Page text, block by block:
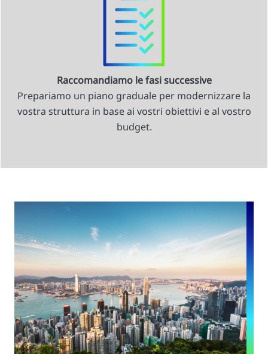
Raccomandiamo le fasi successive
Prepariamo un piano graduale per modernizzare la
vostra struttura in base ai vostri obiettivi e al vostro
budget.